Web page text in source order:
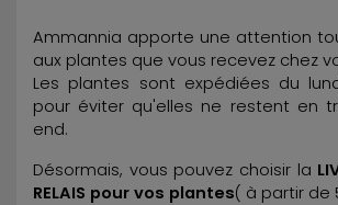
Ammannia apporte une attention
aux plantes que vous recevez chez
Les plantes sont expédiées du
pour éviter qu'elles ne restent en
end.
Désormais, vous pouvez choisir la
RELAIS pour vos plantes( à partir de